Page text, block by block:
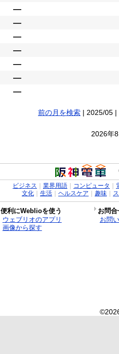
―
―
―
―
―
―
―
前の月を検索| 2025/05 |
2026年
ビジネス 業界用語｜ コンピュータ
文化｜ 生活｜ ヘルスケア 趣味｜
便利にWeblioを使う
お問
ウェブリオのアプリ
画像から探す
お問